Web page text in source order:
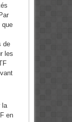
que
de
les
la
en